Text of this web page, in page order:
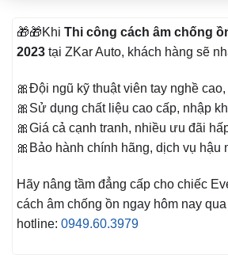
🎁🎁Khi Thi công cách âm chống
2023 tại ZKar Auto, khách hàng sẽ
🎀Đội ngũ kỹ thuật viên tay nghề
🎀Sử dụng chất liệu cao cấp, nhập
🎀Giá cả cạnh tranh, nhiều ưu đãi
🎀Bảo hành chính hãng, dịch vụ hậu
Hãy nâng tầm đẳng cấp cho chiếc
cách âm chống ồn ngay hôm nay qua
hotline: 0949.60.3979